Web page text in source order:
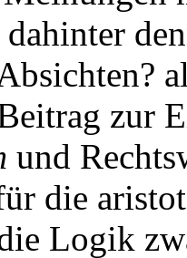
dahinter
zur
und
die
Logik